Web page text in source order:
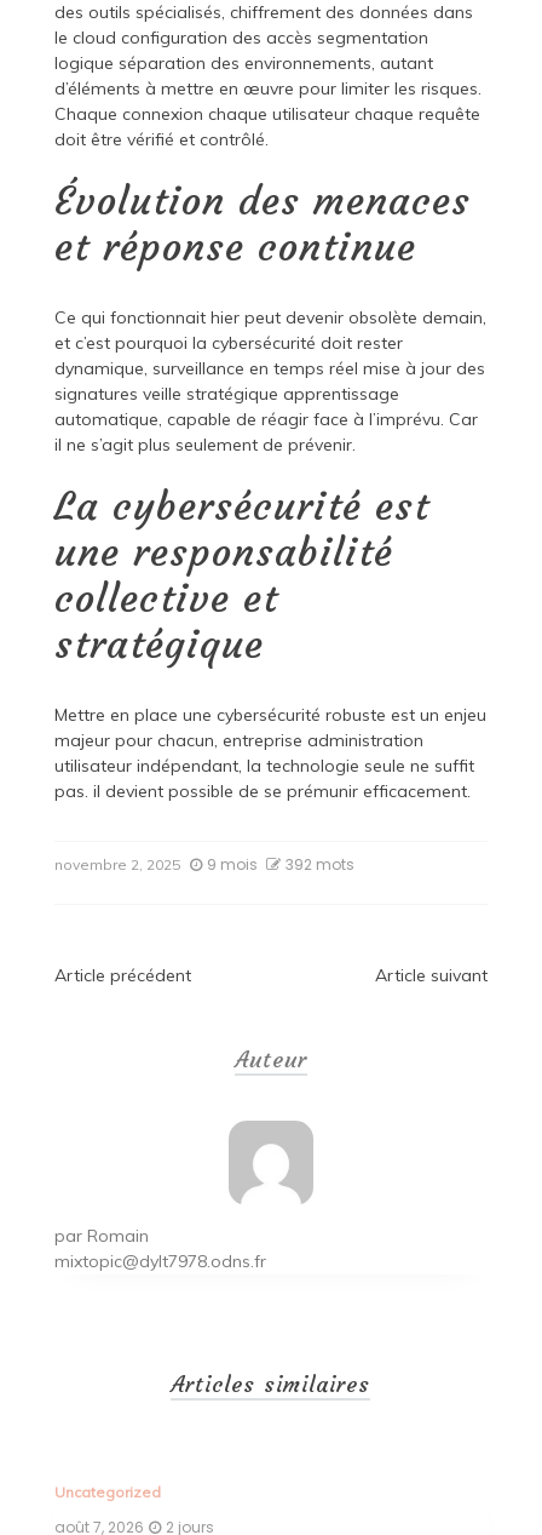
des outils spécialisés, chiffrement des données dans
le cloud configuration des accès segmentation
logique séparation des environnements, autant
d’éléments à mettre en œuvre pour limiter les risques.
Chaque connexion chaque utilisateur chaque requête
doit être vérifié et contrôlé.
Évolution des menaces
et réponse continue
Ce qui fonctionnait hier peut devenir obsolète demain,
et c’est pourquoi la cybersécurité doit rester
dynamique, surveillance en temps réel mise à jour des
signatures veille stratégique apprentissage
automatique, capable de réagir face à l’imprévu. Car
il ne s’agit plus seulement de prévenir.
La cybersécurité est
une responsabilité
collective et
stratégique
Mettre en place une cybersécurité robuste est un enjeu
majeur pour chacun, entreprise administration
utilisateur indépendant, la technologie seule ne suffit
pas. il devient possible de se prémunir efficacement.
novembre 2, 2025 9 mois 392 mots
Navigation
Article précédent Article suivant
Auteur
par Romain
mixtopic@dylt7978.odns.fr
Articles similaires
Uncategorized
août 7, 2026 2 jours